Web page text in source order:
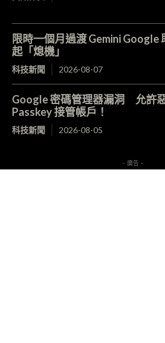
限時一個月過渡 Gemini Google
起「熄機」
科技新聞 2026-08-07
Google 密碼管理器漏洞 允許
Passkey 接管帳戶！
科技新聞 2026-08-05
- 廣告 -